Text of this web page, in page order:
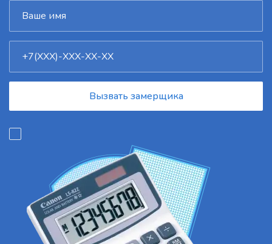
Вызвать замерщика